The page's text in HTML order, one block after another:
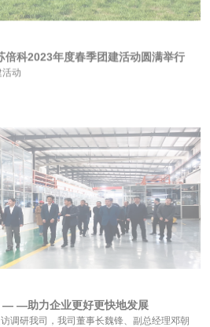
— —助力企业更好更快地发展
调研我司，我司董事长魏锋、副总经理邓朝